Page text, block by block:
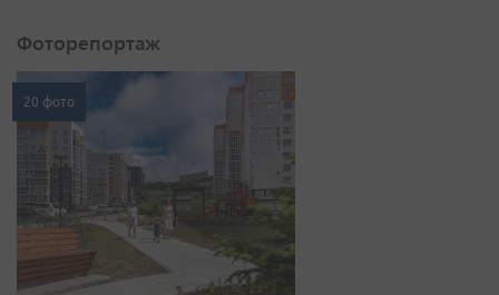
Фоторепортаж
20 фото